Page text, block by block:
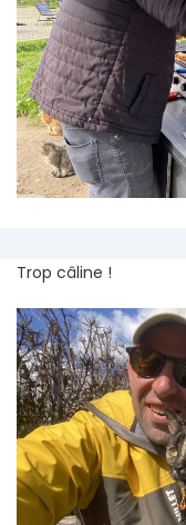
Trop câline !